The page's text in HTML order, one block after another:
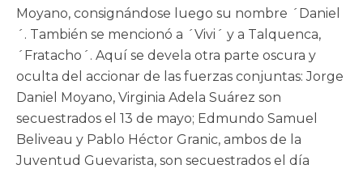
Moyano, consignándose luego su nombre ´Daniel
´. También se mencionó a ´Vivi´ y a Talquenca,
´Fratacho´. Aquí se devela otra parte oscura y
oculta del accionar de las fuerzas conjuntas: Jorge
Daniel Moyano, Virginia Adela Suárez son
secuestrados el 13 de mayo; Edmundo Samuel
Beliveau y Pablo Héctor Granic, ambos de la
Juventud Guevarista, son secuestrados el día